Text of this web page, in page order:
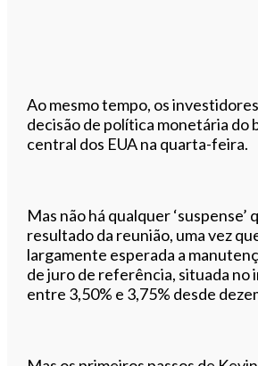
Ao mesmo tempo, os
decisão de política monetária do
central dos EUA na quarta-feira.
Mas não há qualquer ‘suspense’
resultado da reunião, uma vez
largamente esperada a
de juro de referência, situada no
entre 3,50% e 3,75% desde